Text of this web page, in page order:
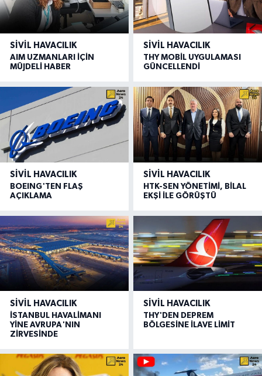
SIVIL HAVACILIK
AIM UZMANLARI İÇİN
MÜJDELİ HABER
SIVIL HAVACILIK
THY MOBİL UYGULAMASI
GÜNCELLENDİ
SIVIL HAVACILIK
BOEING'TEN FLAŞ
AÇIKLAMA
SIVIL HAVACILIK
HTK-SEN YÖNETİMİ, BİLAL
EKŞİ İLE GÖRÜŞTÜ
SIVIL HAVACILIK
İSTANBUL HAVALİMANI
YİNE AVRUPA'NIN
ZİRVESİNDE
SIVIL HAVACILIK
THY'DEN DEPREM
BÖLGESİNE İLAVE LİMİT